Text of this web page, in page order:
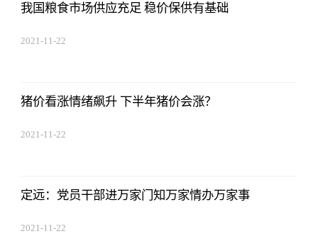
我国粮食市场供应充足 稳价保供有基础
2021-11-22
猪价看涨情绪飙升 下半年猪价会涨？
2021-11-22
定远：党员干部进万家门知万家情办万家事
2021-11-22